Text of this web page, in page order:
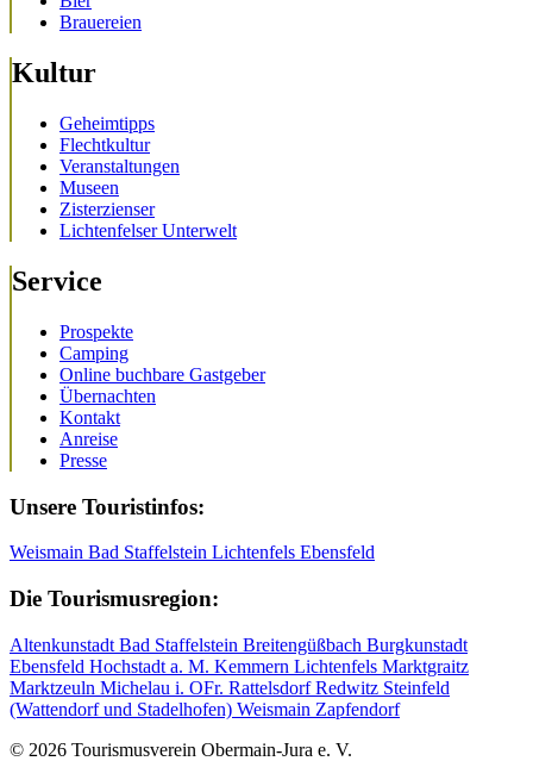
Brauereien
Kultur
Geheimtipps
Flechtkultur
Veranstaltungen
Museen
Zisterzienser
Lichtenfelser Unterwelt
Service
Prospekte
Camping
Online buchbare Gastgeber
Übernachten
Kontakt
Anreise
Presse
Unsere Touristinfos:
Weismain Bad Staffelstein Lichtenfels Ebensfeld
Die Tourismusregion:
Altenkunstadt Bad Staffelstein Breitengüßbach Burgkunstadt
Ebensfeld Hochstadt a. M. Kemmern Lichtenfels Marktgraitz
Marktzeuln Michelau i. OFr. RattelsdorfRedwitz Steinfeld
(Wattendorf und Stadelhofen) Weismain Zapfendorf
© 2026 Tourismusverein Obermain-Jura e. V.